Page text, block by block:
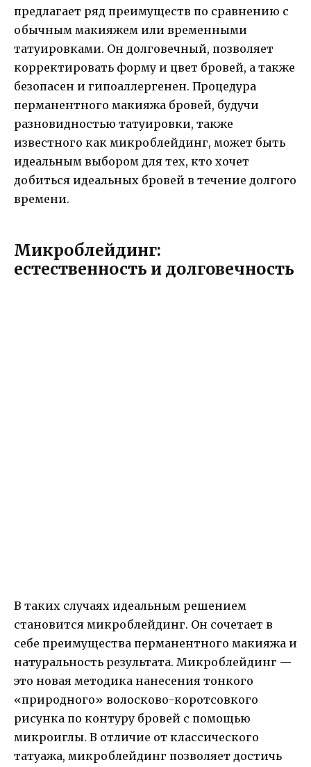
предлагает ряд преимуществ по сравнению с
обычным макияжем или временными
татуировками. Он долговечный, позволяет
корректировать форму и цвет бровей, а также
безопасен и гипоаллергенен. Процедура
перманентного макияжа бровей, будучи
разновидностью татуировки, также
известного как микроблейдинг, может быть
идеальным выбором для тех, кто хочет
добиться идеальных бровей в течение долгого
времени.
Микроблейдинг:
естественность и долговечность
В таких случаях идеальным решением
становится микроблейдинг. Он сочетает в
себе преимущества перманентного макияжа и
натуральность результата. Микроблейдинг —
это новая методика нанесения тонкого
«природного» волосково-коротсовкого
рисунка по контуру бровей с помощью
микроиглы. В отличие от классического
татуажа, микроблейдинг позволяет достичь